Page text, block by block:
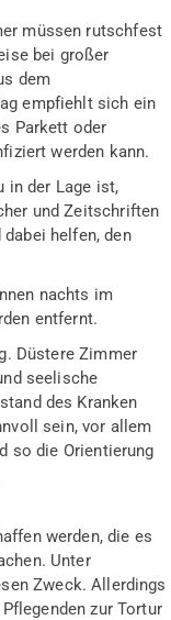
müssen rutschfest
bei großer
dem
empfiehlt sich ein
Parkett oder
werden kann.
in der Lage ist,
und Zeitschriften
helfen, den
nachts im
entfernt.
Düstere Zimmer
seelische
des Kranken
sein, vor allem
so die Orientierung
werden, die es
Unter
Zweck. Allerdings
zur Tortur